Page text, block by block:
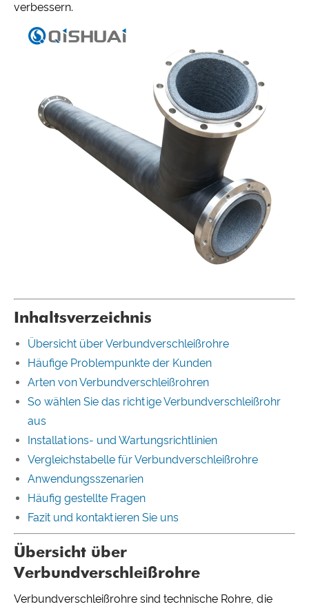
verbessern.
Inhaltsverzeichnis
Übersicht über Verbundverschleißrohre
Häufige Problempunkte der Kunden
Arten von Verbundverschleißrohren
So wählen Sie das richtige Verbundverschleißrohr
aus
Installations- und Wartungsrichtlinien
Vergleichstabelle für Verbundverschleißrohre
Anwendungsszenarien
Häufig gestellte Fragen
Fazit und kontaktieren Sie uns
Übersicht über
Verbundverschleißrohre
Verbundverschleißrohre sind technische Rohre, die